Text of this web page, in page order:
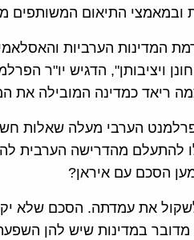
התיאום המשותפים
המדינות הערביות
ויציבותן", הדגיש יו"ר
ריאד כמדינה המובילה את
הערבי מעלה שאלות
להתעלם מהדרישה הערבית
הסכם עם איראן?
את עמדתה. הסכם שלא
במדינות שיש להן